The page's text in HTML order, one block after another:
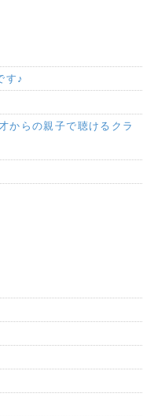
す♪
らの親子で聴けるクラ